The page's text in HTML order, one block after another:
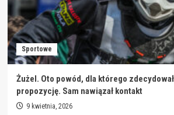
Sportowe
Żużel. Oto powód, dla którego
propozycję. Sam nawiązał kontakt
9 kwietnia, 2026